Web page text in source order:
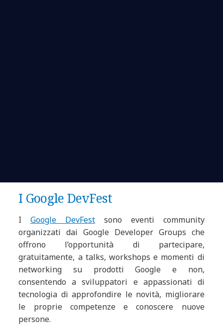
I Google DevFest
IGoogle DevFest sono eventi community
organizzati dai Google Developer Groups che
offrono l’opportunità di partecipare,
gratuitamente, a talks, workshops e momenti di
networking su prodotti Google e non,
consentendo a sviluppatori e appassionati di
tecnologia di approfondire le novità, migliorare
le proprie competenze e conoscere nuove
persone.